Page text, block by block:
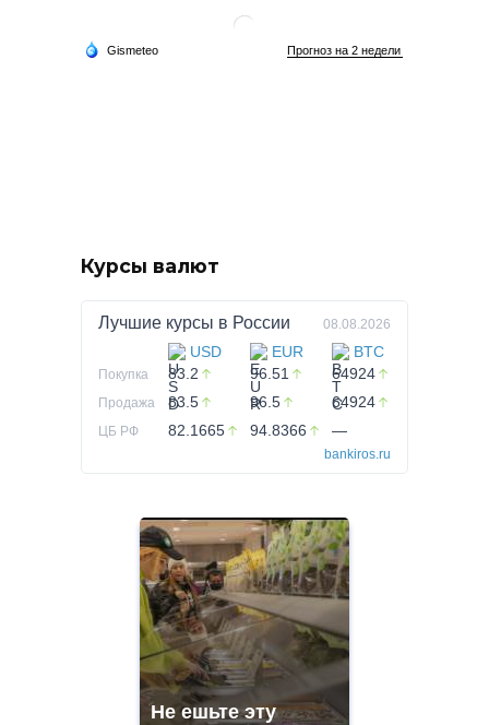
Курсы валют
Лучшие курсы в России 08.08.2026
USD EUR BTC
Покупка 83.2 96.51 64924
Продажа 83.5 96.5 64924
ЦБ РФ 82.1665 94.8366 —
bankiros.ru
Не ешьте эту